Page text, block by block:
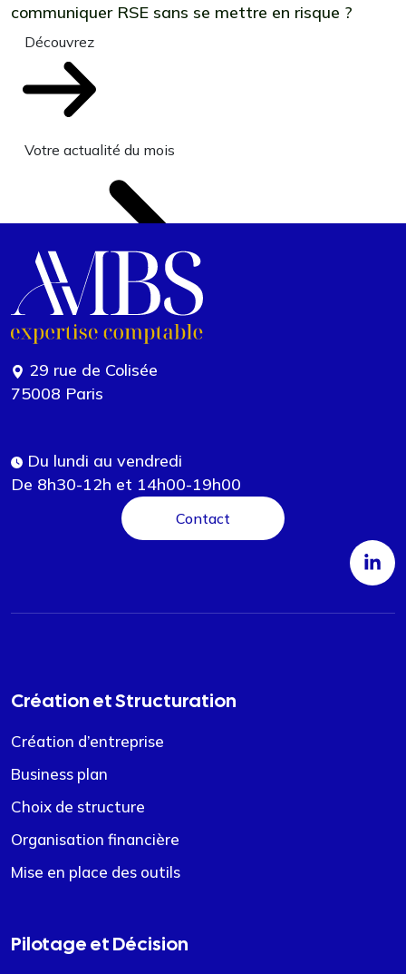
communiquer RSE sans se mettre en risque ?
Découvrez
Votre actualité du mois
29 rue de Colisée
75008 Paris
Du lundi au vendredi
De 8h30-12h et 14h00-19h00
Contact
Création et Structuration
Création d’entreprise
Business plan
Choix de structure
Organisation financière
Mise en place des outils
Pilotage et Décision